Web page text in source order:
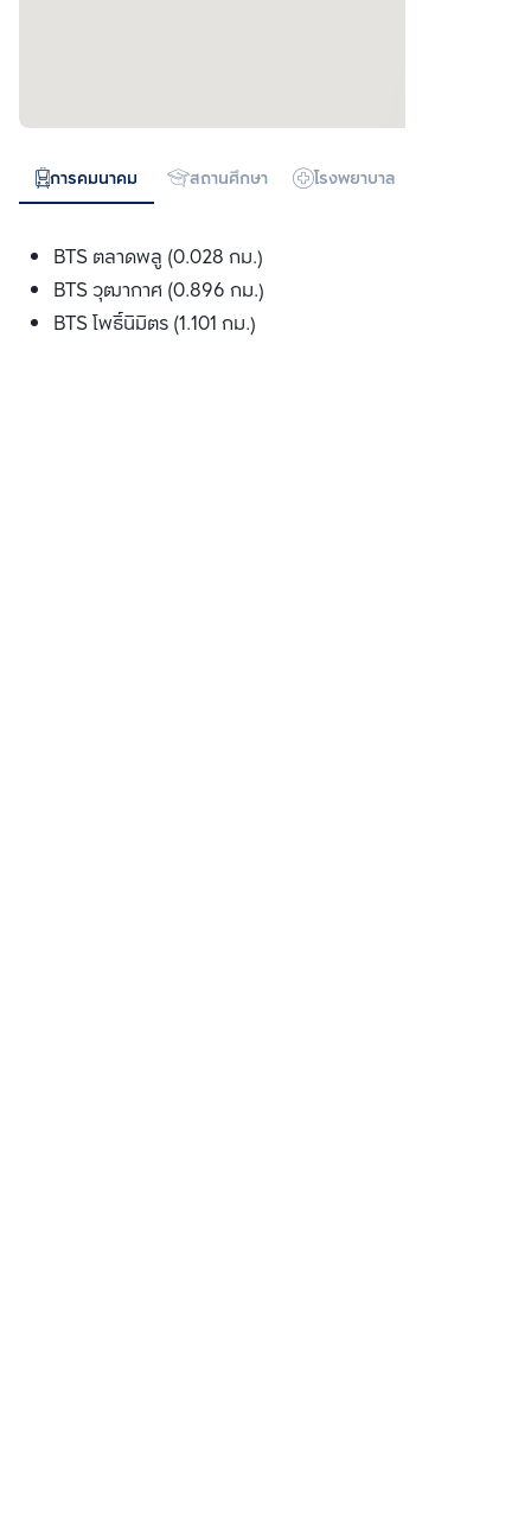
การคมนาคม สถานศึกษา โรงพยาบาล
BTS ตลาดพลู (0.028 กม.)
BTS วุฒากาศ (0.896 กม.)
BTS โพธ์ินิมิตร (1.101 กม.)